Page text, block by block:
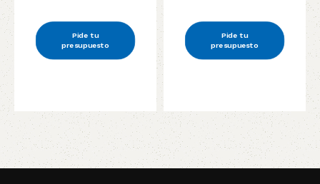
Pide tu
presupuesto
Pide tu
presupuesto